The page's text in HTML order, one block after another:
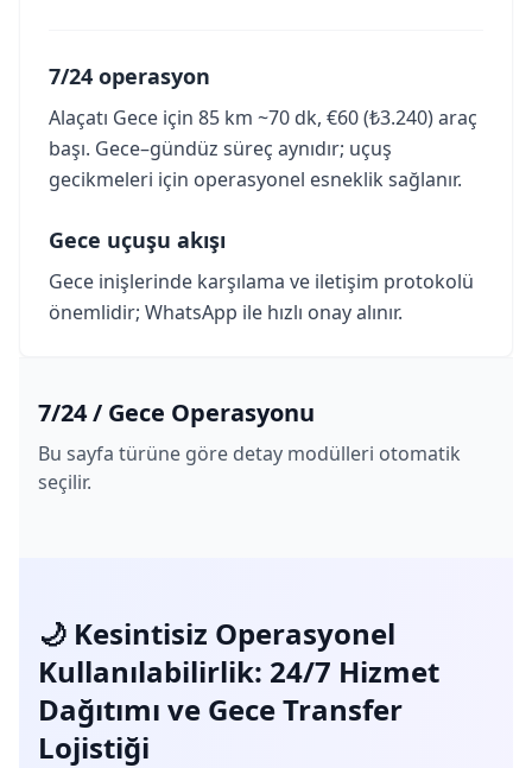
7/24 operasyon
Alaçatı Gece için 85 km ~70 dk, €60 (₺3.240) araç
başı. Gece–gündüz süreç aynıdır; uçuş
gecikmeleri için operasyonel esneklik sağlanır.
Gece uçuşu akışı
Gece inişlerinde karşılama ve iletişim protokolü
önemlidir; WhatsApp ile hızlı onay alınır.
7/24 / Gece Operasyonu
Bu sayfa türüne göre detay modülleri otomatik
seçilir.
🌙 Kesintisiz Operasyonel
Kullanılabilirlik: 24/7 Hizmet
Dağıtımı ve Gece Transfer
Lojistiği